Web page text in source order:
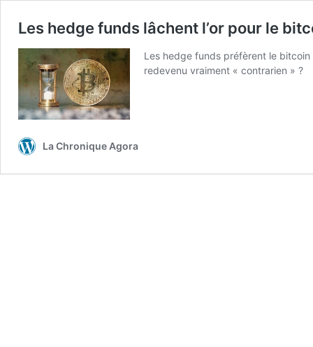
Les hedge funds lâchent l’or pour le
Les hedge funds préfèrent le bitcoin
redevenu vraiment « contrarien » ?
La Chronique Agora